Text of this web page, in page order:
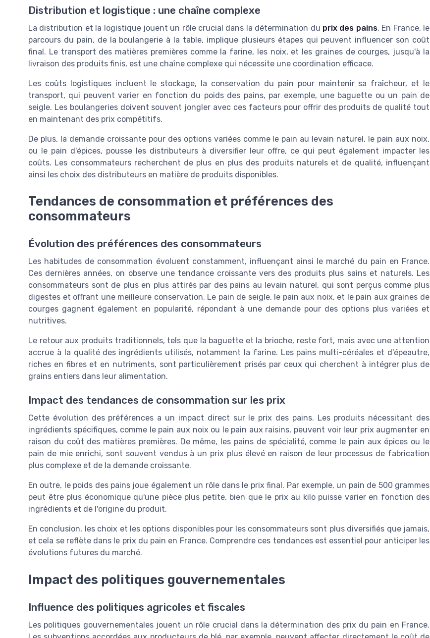
Distribution et logistique : une chaîne complexe
La distribution et la logistique jouent un rôle crucial dans la détermination du prix des pains. En France, le
parcours du pain, de la boulangerie à la table, implique plusieurs étapes qui peuvent influencer son coût
final. Le transport des matières premières comme la farine, les noix, et les graines de courges, jusqu'à la
livraison des produits finis, est une chaîne complexe qui nécessite une coordination efficace.
Les coûts logistiques incluent le stockage, la conservation du pain pour maintenir sa fraîcheur, et le
transport, qui peuvent varier en fonction du poids des pains, par exemple, une baguette ou un pain de
seigle. Les boulangeries doivent souvent jongler avec ces facteurs pour offrir des produits de qualité tout
en maintenant des prix compétitifs.
De plus, la demande croissante pour des options variées comme le pain au levain naturel, le pain aux noix,
ou le pain d'épices, pousse les distributeurs à diversifier leur offre, ce qui peut également impacter les
coûts. Les consommateurs recherchent de plus en plus des produits naturels et de qualité, influençant
ainsi les choix des distributeurs en matière de produits disponibles.
Tendances de consommation et préférences des
consommateurs
Évolution des préférences des consommateurs
Les habitudes de consommation évoluent constamment, influençant ainsi le marché du pain en France.
Ces dernières années, on observe une tendance croissante vers des produits plus sains et naturels. Les
consommateurs sont de plus en plus attirés par des pains au levain naturel, qui sont perçus comme plus
digestes et offrant une meilleure conservation. Le pain de seigle, le pain aux noix, et le pain aux graines de
courges gagnent également en popularité, répondant à une demande pour des options plus variées et
nutritives.
Le retour aux produits traditionnels, tels que la baguette et la brioche, reste fort, mais avec une attention
accrue à la qualité des ingrédients utilisés, notamment la farine. Les pains multi-céréales et d'épeautre,
riches en fibres et en nutriments, sont particulièrement prisés par ceux qui cherchent à intégrer plus de
grains entiers dans leur alimentation.
Impact des tendances de consommation sur les prix
Cette évolution des préférences a un impact direct sur le prix des pains. Les produits nécessitant des
ingrédients spécifiques, comme le pain aux noix ou le pain aux raisins, peuvent voir leur prix augmenter en
raison du coût des matières premières. De même, les pains de spécialité, comme le pain aux épices ou le
pain de mie enrichi, sont souvent vendus à un prix plus élevé en raison de leur processus de fabrication
plus complexe et de la demande croissante.
En outre, le poids des pains joue également un rôle dans le prix final. Par exemple, un pain de 500 grammes
peut être plus économique qu'une pièce plus petite, bien que le prix au kilo puisse varier en fonction des
ingrédients et de l'origine du produit.
En conclusion, les choix et les options disponibles pour les consommateurs sont plus diversifiés que jamais,
et cela se reflète dans le prix du pain en France. Comprendre ces tendances est essentiel pour anticiper les
évolutions futures du marché.
Impact des politiques gouvernementales
Influence des politiques agricoles et fiscales
Les politiques gouvernementales jouent un rôle crucial dans la détermination des prix du pain en France.